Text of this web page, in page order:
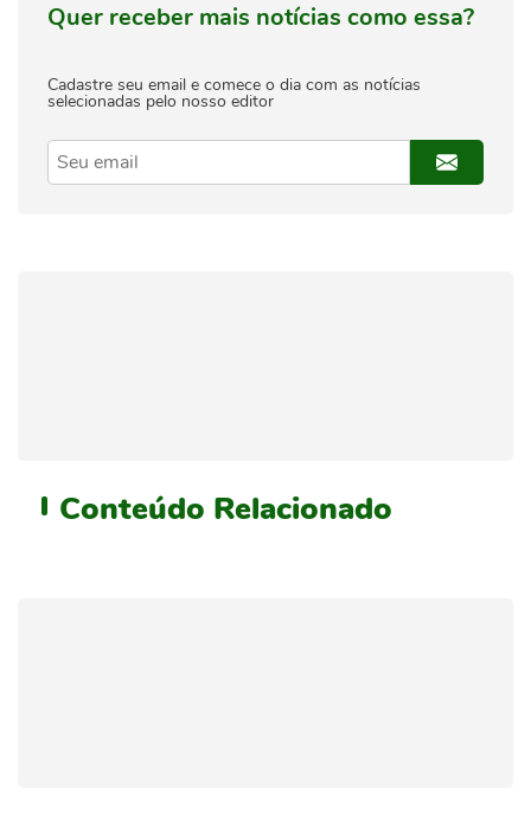
Quer receber mais notícias como essa?
Cadastre seu email e comece o dia com as notícias
selecionadas pelo nosso editor
Conteúdo Relacionado